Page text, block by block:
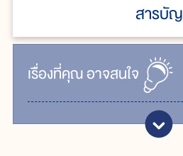
สารบัญ
เรื่ิองที่คุณอาจสนใจ